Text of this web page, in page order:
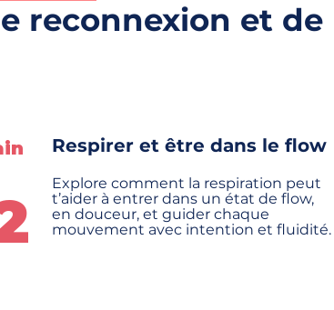
reconnexion et de
Respirer et être dans le flow
Explore comment la respiration peut
t’aider à entrer dans un état de flow,
en douceur, et guider chaque
mouvement avec intention et fluidité.